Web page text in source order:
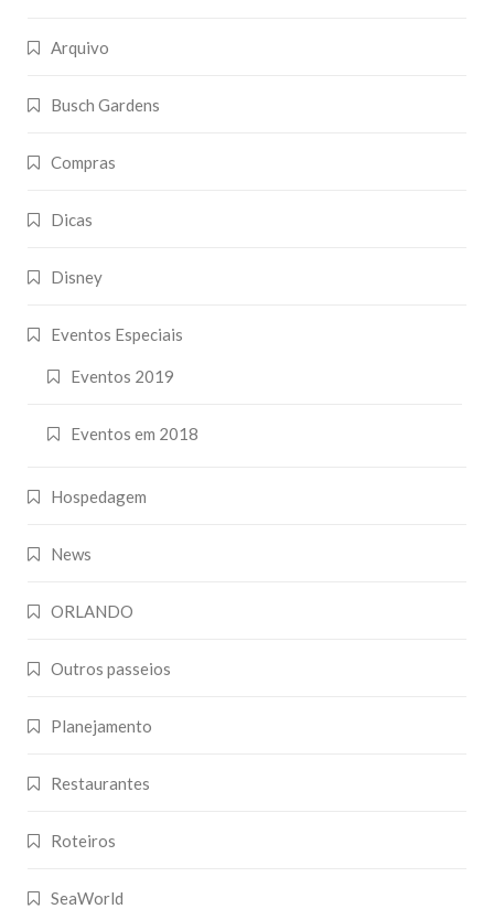
Arquivo
Busch Gardens
Compras
Dicas
Disney
Eventos Especiais
Eventos 2019
Eventos em 2018
Hospedagem
News
ORLANDO
Outros passeios
Planejamento
Restaurantes
Roteiros
SeaWorld